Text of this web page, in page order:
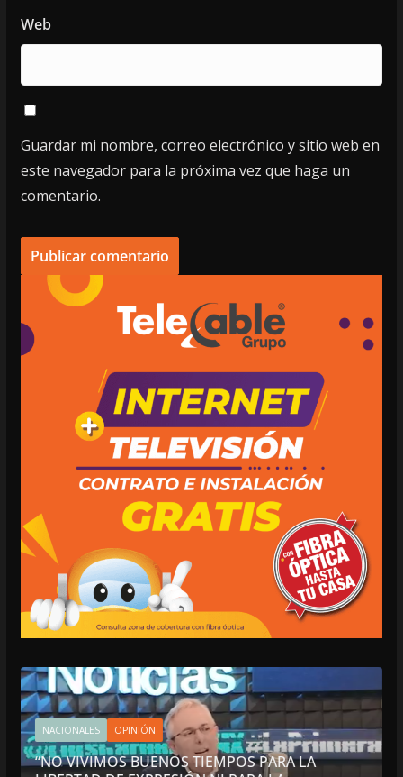
Web
Guardar mi nombre, correo electrónico y sitio web en
este navegador para la próxima vez que haga un
comentario.
NACIONALES OPINIÓN
“NO VIVIMOS BUENOS TIEMPOS PARA LA